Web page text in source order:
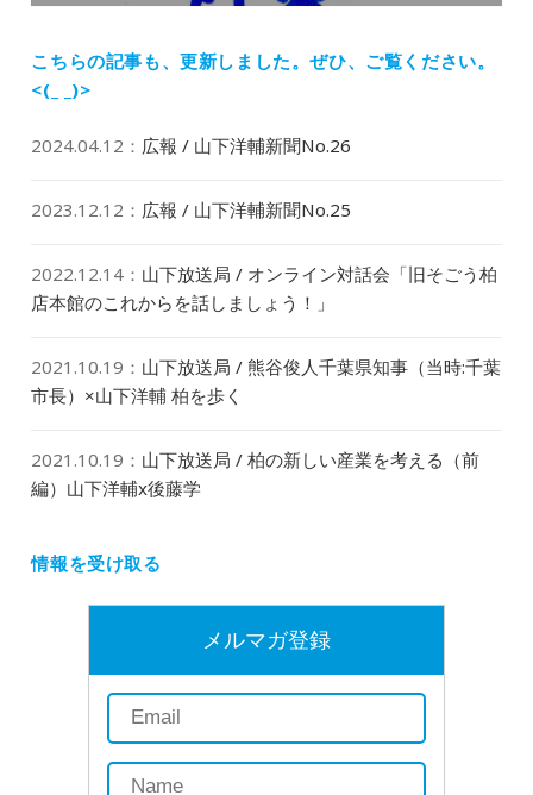
こちらの記事も、更新しました。ぜひ、ご覧ください。
<(_ _)>
2024.04.12 ： 広報 / 山下洋輔新聞No.26
2023.12.12 ： 広報 / 山下洋輔新聞No.25
2022.12.14 ： 山下放送局 / オンライン対話会「旧そごう柏
店本館のこれからを話しましょう！」
2021.10.19 ： 山下放送局 / 熊谷俊人千葉県知事（当時:千葉
市長）×山下洋輔 柏を歩く
2021.10.19 ： 山下放送局 / 柏の新しい産業を考える（前
編）山下洋輔x後藤学
情報を受け取る
メルマガ登録